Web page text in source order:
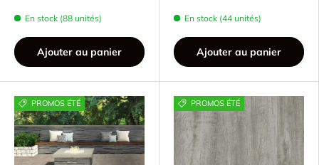
En stock (88 unités)
Ajouter au panier
En stock (44 unités)
Ajouter au panier
PROMOS ÉTÉ PROMOS ÉTÉ